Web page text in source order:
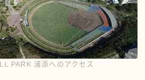
PARK 浦添へのアクセス